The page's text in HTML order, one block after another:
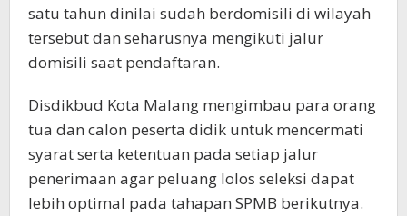
satu tahun dinilai sudah berdomisili di wilayah
tersebut dan seharusnya mengikuti jalur
domisili saat pendaftaran.
Disdikbud Kota Malang mengimbau para orang
tua dan calon peserta didik untuk mencermati
syarat serta ketentuan pada setiap jalur
penerimaan agar peluang lolos seleksi dapat
lebih optimal pada tahapan SPMB berikutnya.